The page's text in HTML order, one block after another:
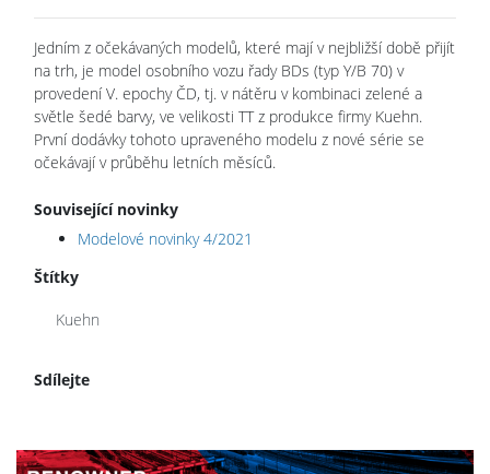
Jedním z očekávaných modelů, které mají v nejbližší době přijít
na trh, je model osobního vozu řady BDs (typ Y/B 70) v
provedení V. epochy ČD, tj. v nátěru v kombinaci zelené a
světle šedé barvy, ve velikosti TT z produkce firmy Kuehn.
První dodávky tohoto upraveného modelu z nové série se
očekávají v průběhu letních měsíců.
Související novinky
Modelové novinky 4/2021
Štítky
Kuehn
Sdílejte